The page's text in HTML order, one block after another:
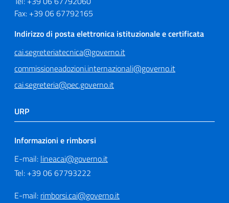
Fax: +39 06 67792165
Indirizzo di posta elettronica istituzionale e certificata
cai.segreteriatecnica@governo.it
commissioneadozioni.internazionali@governo.it
cai.segreteria@pec.governo.it
URP
Informazioni e rimborsi
E-mail: lineacai@governo.it
Tel: +39 06 67793222
E-mail: rimborsi.cai@governo.it